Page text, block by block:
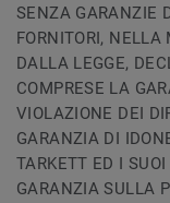
SENZA GARANZIE
FORNITORI,
DALLA LEGGE,
COMPRESE LA
VIOLAZIONE DEI
GARANZIA DI
TARKETT ED I
GARANZIA SULLA